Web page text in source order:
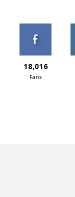
18,016
Fans